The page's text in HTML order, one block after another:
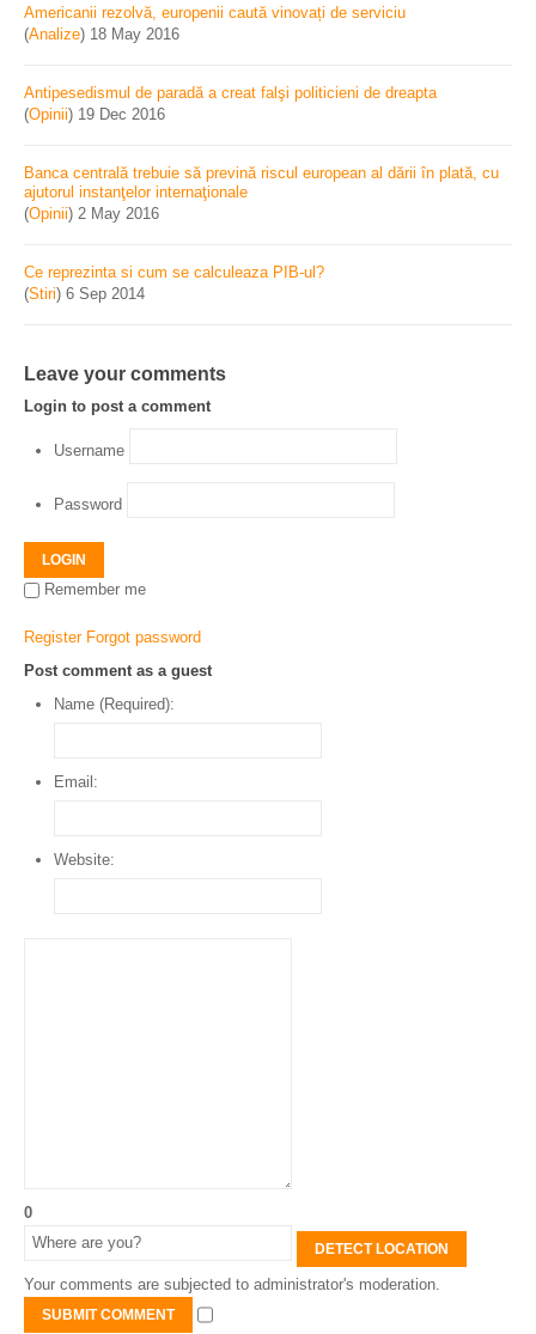
Americanii rezolvă, europenii caută vinovați de serviciu
(Analize) 18 May 2016
Antipesedismul de paradă a creat falşi politicieni de dreapta
(Opinii) 19 Dec 2016
Banca centrală trebuie să prevină riscul european al dării în plată, cu
ajutorul instanţelor internaţionale
(Opinii) 2 May 2016
Ce reprezinta si cum se calculeaza PIB-ul?
(Stiri) 6 Sep 2014
Leave your comments
Login to post a comment
Username
Password
LOGIN
Remember me
Register Forgot password
Post comment as a guest
Name (Required):
Email:
Website:
0
DETECT LOCATION
Your comments are subjected to administrator's moderation.
SUBMIT COMMENT